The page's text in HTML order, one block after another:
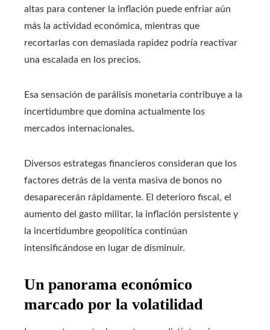
altas para contener la inflación puede enfriar aún
más la actividad económica, mientras que
recortarlas con demasiada rapidez podría reactivar
una escalada en los precios.
Esa sensación de parálisis monetaria contribuye a la
incertidumbre que domina actualmente los
mercados internacionales.
Diversos estrategas financieros consideran que los
factores detrás de la venta masiva de bonos no
desaparecerán rápidamente. El deterioro fiscal, el
aumento del gasto militar, la inflación persistente y
la incertidumbre geopolítica continúan
intensificándose en lugar de disminuir.
Un panorama económico
marcado por la volatilidad